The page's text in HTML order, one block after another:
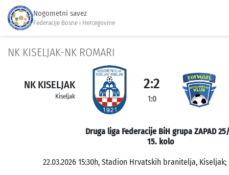
Nogometni savez
Federacije Bosne i Hercegovine
NK KISELJAK-NK ROMARI
NK KISELJAK
Kiseljak
2:2
1:0
Druga liga Federacije BiH grupa ZAPAD
15. kolo
22.03.2026 15:30h, Stadion Hrvatskih branitelja, Kiseljak;